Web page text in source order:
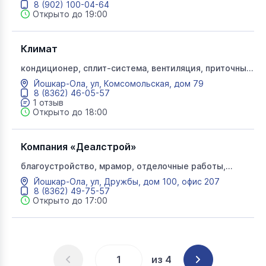
8 (902) 100-04-64
Открыто до 19:00
Климат
кондиционер, сплит-система, вентиляция, приточный
клапан
Йошкар-Ола, ул, Комсомольская, дом 79
8 (8362) 46-05-57
1 отзыв
Открыто до 18:00
Компания «Деалстрой»
благоустройство, мрамор, отделочные работы,
Деалстрой, Деал строй, гранит
Йошкар-Ола, ул, Дружбы, дом 100, офис 207
8 (8362) 49-75-57
Открыто до 17:00
из 4